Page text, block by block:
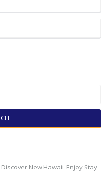
New Hawaii. Enjoy Stay